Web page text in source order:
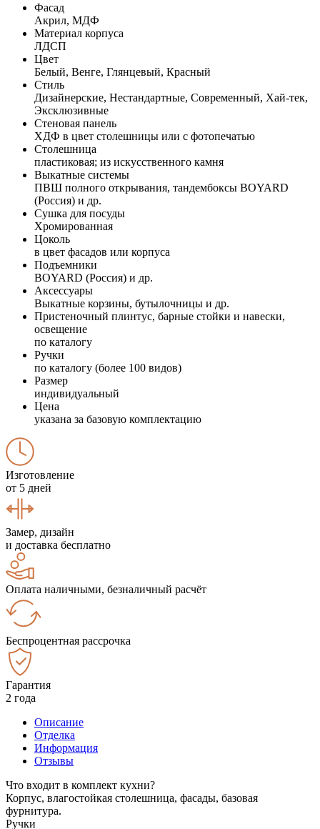
Фасад
Акрил, МДФ
Материал корпуса
ЛДСП
Цвет
Белый, Венге, Глянцевый, Красный
Стиль
Дизайнерские, Нестандартные, Современный, Хай-тек,
Эксклюзивные
Стеновая панель
ХДФ в цвет столешницы или с фотопечатью
Столешница
пластиковая; из искусственного камня
Выкатные системы
ПВШ полного открывания, тандембоксы BOYARD
(Россия) и др.
Сушка для посуды
Хромированная
Цоколь
в цвет фасадов или корпуса
Подъемники
BOYARD (Россия) и др.
Аксессуары
Выкатные корзины, бутылочницы и др.
Пристеночный плинтус, барные стойки и навески,
освещение
по каталогу
Ручки
по каталогу (более 100 видов)
Размер
индивидуальный
Цена
указана за базовую комплектацию
Изготовление
от 5 дней
Замер, дизайн
и доставка бесплатно
Оплата наличными, безналичный расчёт
Беспроцентная рассрочка
Гарантия
2 года
Описание
Отделка
Информация
Отзывы
Что входит в комплект кухни?
Корпус, влагостойкая столешница, фасады, базовая
фурнитура.
Ручки